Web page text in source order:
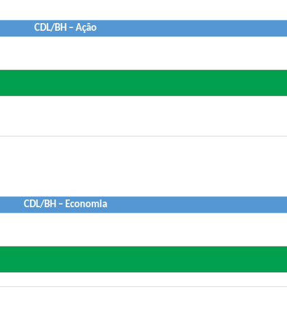
CDL/BH – Ação
CDL/BH – Economia